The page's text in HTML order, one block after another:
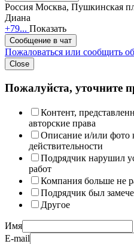
Россия Москва, Пушкинская
Диана
+79... Показать
Сообщение в чат
Пожаловаться или сообщить
Close
Пожалуйста, уточните
Контент,
авторские права
Описание и/или фото
действительности
Подрядчик нарушил
работ
Компания больше не
Подрядчик был
Другое
Имя
E-mail